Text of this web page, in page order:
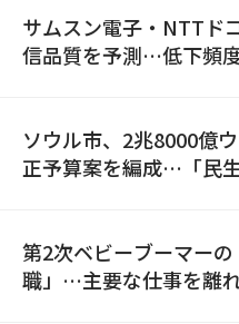
サムスン電子・NTTド
信品質を予測…低下頻
ソウル市、2兆8000億
正予算案を編成…「民
第2次ベビーブーマー
職」…主要な仕事を離